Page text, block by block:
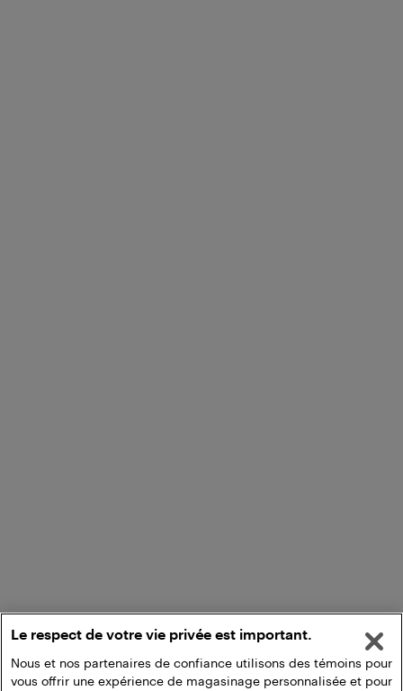
Le respect de votre vie privée est important.
Nous et nos partenaires de confiance utilisons des témoins pour
vous offrir une expérience de magasinage personnalisée et pour